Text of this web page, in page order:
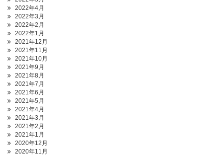
2022年4月
2022年3月
2022年2月
2022年1月
2021年12月
2021年11月
2021年10月
2021年9月
2021年8月
2021年7月
2021年6月
2021年5月
2021年4月
2021年3月
2021年2月
2021年1月
2020年12月
2020年11月